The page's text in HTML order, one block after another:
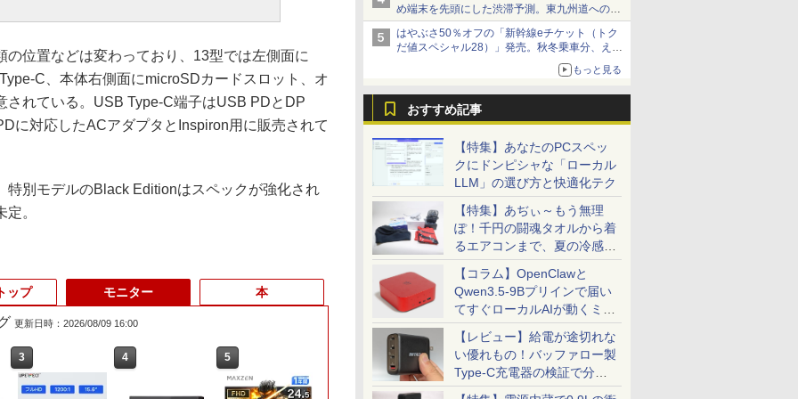
め端末を先頭にした渋滞予測。東九州道への迂
回は料金調整を実施
はやぶさ50％オフの「新幹線eチケット（トク
だ値スペシャル28）」発売。秋冬乗車分、えき
もっと見る
おすすめ記事
【特集】あなたのPCスペッ
クにドンピシャな「ローカル
LLM」の選び方と快適化テク
【特集】あぢぃ～もう無理
ぽ！千円の闘魂タオルから着
るエアコンまで、夏の冷感グ
ッズ一挙紹介
【コラム】OpenClawと
Qwen3.5-9Bプリインで届い
てすぐローカルAIが動くミニ
PC「SER9 Pro」
【レビュー】給電が途切れな
い優れもの！バッファロー製
Type-C充電器の検証で分か
ったこと
位置などは変わっており、13型では左側面に
C、本体右側面にmicroSDカードスロット、オ
されている。USB Type-C端子はUSB PDとDP
に対応したACアダプタとInspiron用に販売されて
別モデルのBlack Editionはスペックが強化され
。
3 4 5 8
ップ
3 4 5
モニター
更新日時：2026/08/09 16:00
3 4 5 8
本